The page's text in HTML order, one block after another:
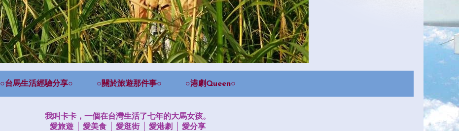
○台馬生活經驗分享○ ○關於旅遊那件事○ ○港劇Queen○
我叫卡卡，一個在台灣生活了七年的大馬女孩。
愛旅遊 │ 愛美食 │ 愛逛街 │ 愛港劇 │ 愛分享